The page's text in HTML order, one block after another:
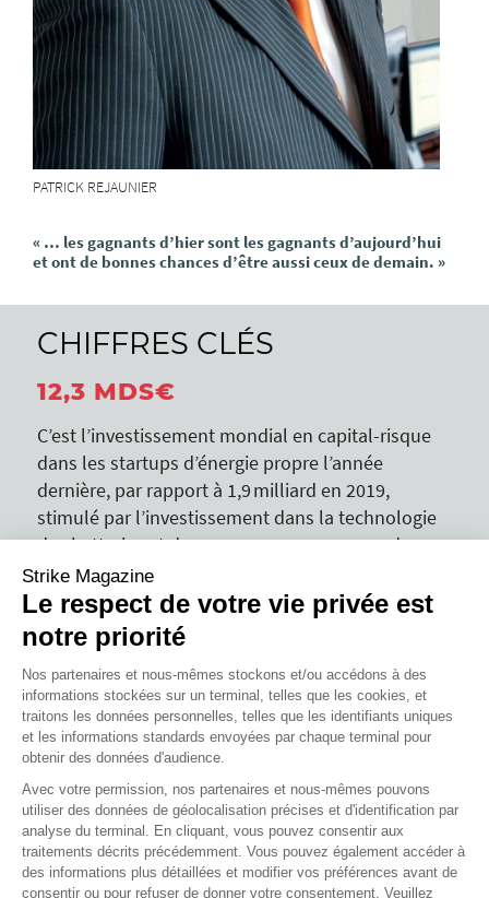
PATRICK REJAUNIER
« … les gagnants d’hier sont les gagnants d’aujourd’hui
et ont de bonnes chances d’être aussi ceux de demain. »
CHIFFRES CLÉS
12,3 MDS€
C’est l’investissement mondial en capital-risque
dans les startups d’énergie propre l’année
dernière, par rapport à 1,9 milliard en 2019,
stimulé par l’investissement dans la technologie
des batteries et de nouveaux programmes de
subventions gouvernementales aux États-Unis et
en Europe.
Source : Reuters
7,81 %
C’est le taux de chômage en France calculé sur le
dernier trimestre de 2022. Un record à la baisse
depuis 1982. (Hors crise covid).
Source : Les Échos
29,90 €
Strike Magazine
Le respect de votre vie privée est
notre priorité
Nos partenaires et nous-mêmes stockons et/ou accédons à des
informations stockées sur un terminal, telles que les cookies, et
traitons les données personnelles, telles que les identifiants uniques
et les informations standards envoyées par chaque terminal pour
obtenir des données d'audience.
Avec votre permission, nos partenaires et nous-mêmes pouvons
utiliser des données de géolocalisation précises et d'identification par
analyse du terminal. En cliquant, vous pouvez consentir aux
traitements décrits précédemment. Vous pouvez également accéder à
des informations plus détaillées et modifier vos préférences avant de
consentir ou pour refuser de donner votre consentement. Veuillez